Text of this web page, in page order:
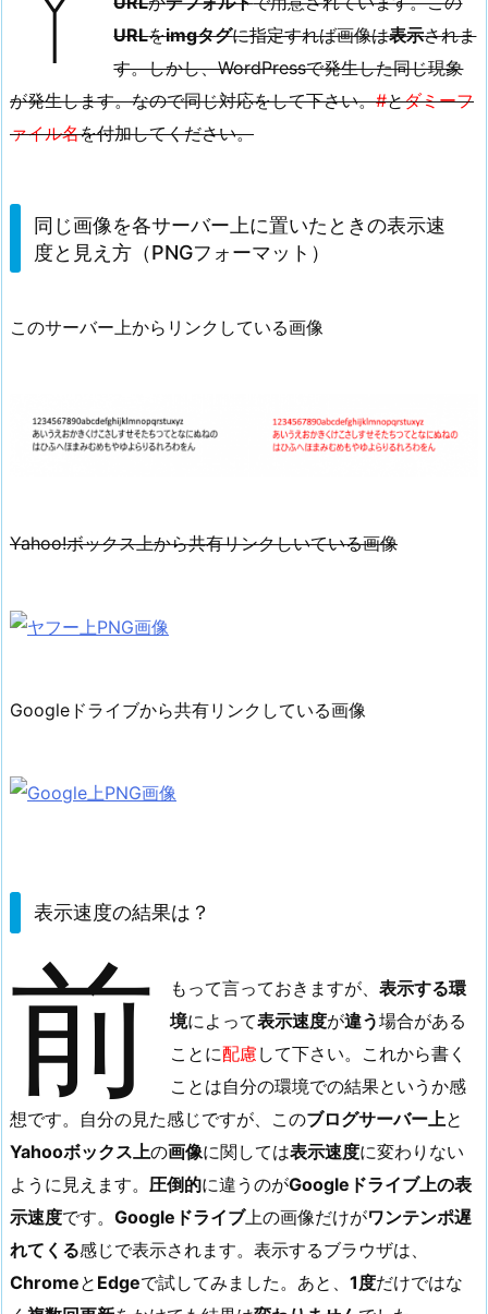
イ
ル
識
さ
い？
a
h
ボ
ス
同
問
面
同
じ
像
を
ー
バ
ー
上
に
置
URLをimgタグに指定すれば画像は表示されま
す。しかし、WordPressで発生した同じ現象
が発生します。なので同じ対応をして下さい。#とダミーフ
ァイル名を付加してください。
同じ画像を各サーバー上に置いたときの表示速
度と見え方（PNGフォーマット）
このサーバー上からリンクしている画像
Yahoo!ボックス上から共有リンクしいている画像
Googleドライブから共有リンクしている画像
表示速度の結果は？
前 もって言っておきますが、表示する環
境によって表示速度が違う場合がある
ことに配慮 して下さい。これから書く
ことは自分の環境での結果というか感
想です。自分の見た感じですが、このブログサーバー上と
Yahooボックス上の画像に関しては表示速度に変わりない
ように見えます。 圧倒的に違うのがGoogleドライブ上の表
示速度です。 Googleドライブ上の画像だけがワンテンポ遅
れてくる感じで表示されます。表示するブラウザは、
Chromeと Edgeで試してみました。あと、 1度だけではな